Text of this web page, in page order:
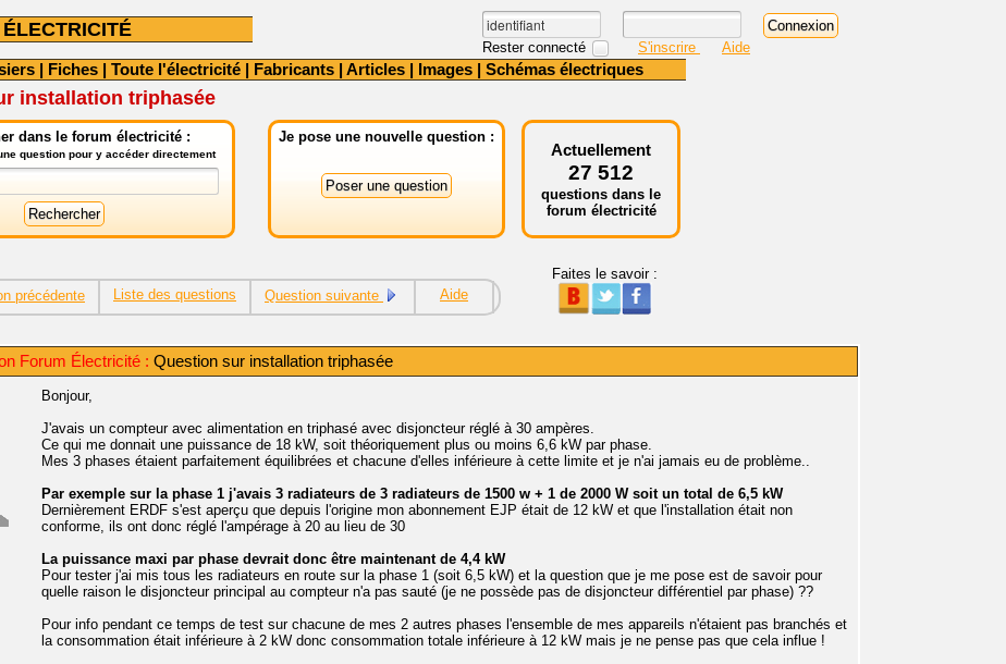
Rester connecté S'inscrire Aide
| Fiches | Toute l'électricité | Fabricants | Articles | Images | Schémas électriques
installation triphasée
dans le forum électricité :
question pour y accéder directement
Je pose une nouvelle question :
Actuellement
27 512
questions dans le
forum électricité
précédente Liste des questions Question suivante Aide
Faites le savoir :
Forum Électricité : Question sur installation triphasée
Bonjour,
J'avais un compteur avec alimentation en triphasé avec disjoncteur réglé à 30 ampères.
Ce qui me donnait une puissance de 18 kW, soit théoriquement plus ou moins 6,6 kW par phase.
Mes 3 phases étaient parfaitement équilibrées et chacune d'elles inférieure à cette limite et je n'ai jamais eu de problème..
Par exemple sur la phase 1 j'avais 3 radiateurs de 3 radiateurs de 1500 w + 1 de 2000 W soit un total de 6,5 kW
Dernièrement ERDF s'est aperçu que depuis l'origine mon abonnement EJP était de 12 kW et que l'installation était non
conforme, ils ont donc réglé l'ampérage à 20 au lieu de 30
La puissance maxi par phase devrait donc être maintenant de 4,4 kW
Pour tester j'ai mis tous les radiateurs en route sur la phase 1 (soit 6,5 kW) et la question que je me pose est de savoir pour
quelle raison le disjoncteur principal au compteur n'a pas sauté (je ne possède pas de disjoncteur différentiel par phase) ??
Pour info pendant ce temps de test sur chacune de mes 2 autres phases l'ensemble de mes appareils n'étaient pas branchés et
la consommation était inférieure à 2 kW donc consommation totale inférieure à 12 kW mais je ne pense pas que cela influe !